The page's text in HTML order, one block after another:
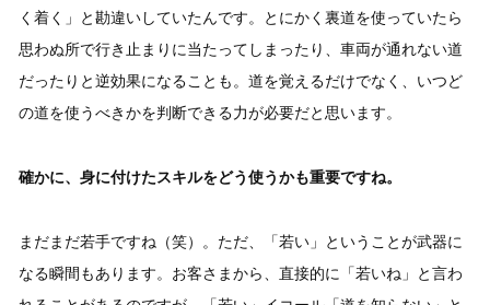
く着く」と勘違いしていたんです。とにかく裏道を使っていたら
思わぬ所で行き止まりに当たってしまったり、車両が通れない道
だったりと逆効果になることも。道を覚えるだけでなく、いつど
の道を使うべきかを判断できる力が必要だと思います。
確かに、身に付けたスキルをどう使うかも重要ですね。
まだまだ若手ですね（笑）。ただ、「若い」ということが武器に
なる瞬間もあります。お客さまから、直接的に「若いね」と言わ